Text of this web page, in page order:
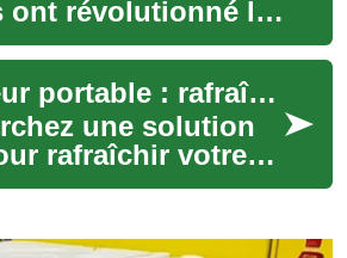
ont révolutionné la
nous
apprenons et
a...
Climatiseur portable : rafraîchissement flexible et pratique
une solution
rafraîchir votre
travaux ? Le
portable offre